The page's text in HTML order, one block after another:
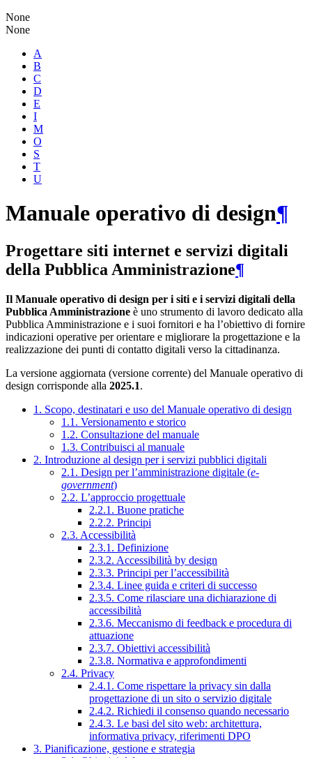
None
None
A
B
C
D
E
I
M
O
S
T
U
Manuale operativo di design¶
Progettare siti internet e servizi digitali
della Pubblica Amministrazione¶
Il Manuale operativo di design per i siti e i servizi digitali della
Pubblica Amministrazione è uno strumento di lavoro dedicato alla
Pubblica Amministrazione e i suoi fornitori e ha l’obiettivo di fornire
indicazioni operative per orientare e migliorare la progettazione e la
realizzazione dei punti di contatto digitali verso la cittadinanza.
La versione aggiornata (versione corrente) del Manuale operativo di
design corrisponde alla 2025.1.
1. Scopo, destinatari e uso del Manuale operativo di design
1.1. Versionamento e storico
1.2. Consultazione del manuale
1.3. Contribuisci al manuale
2. Introduzione al design per i servizi pubblici digitali
2.1. Design per l’amministrazione digitale (e-
government)
2.2. L’approccio progettuale
2.2.1. Buone pratiche
2.2.2. Principi
2.3. Accessibilità
2.3.1. Definizione
2.3.2. Accessibilità by design
2.3.3. Principi per l’accessibilità
2.3.4. Linee guida e criteri di successo
2.3.5. Come rilasciare una dichiarazione di
accessibilità
2.3.6. Meccanismo di feedback e procedura di
attuazione
2.3.7. Obiettivi accessibilità
2.3.8. Normativa e approfondimenti
2.4. Privacy
2.4.1. Come rispettare la privacy sin dalla
progettazione di un sito o servizio digitale
2.4.2. Richiedi il consenso quando necessario
2.4.3. Le basi del sito web: architettura,
informativa privacy, riferimenti DPO
3. Pianificazione, gestione e strategia